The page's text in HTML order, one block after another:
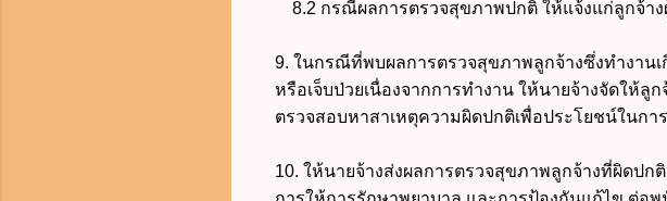
8.2 กรณีผลการตรวจสุขภาพปกติ ให้แจ้งแก่ลูกจ้า
9. ในกรณีที่พบผลการตรวจสุขภาพลูกจ้างซึ่งทำงาน
หรือเจ็บป่วยเนื่องจากการทำงาน ให้นายจ้างจัดให้ลู
ตรวจสอบหาสาเหตุความผิดปกติเพื่อประโยชน์ในกา
10. ให้นายจ้างส่งผลการตรวจสุขภาพลูกจ้างที่ผิดปก